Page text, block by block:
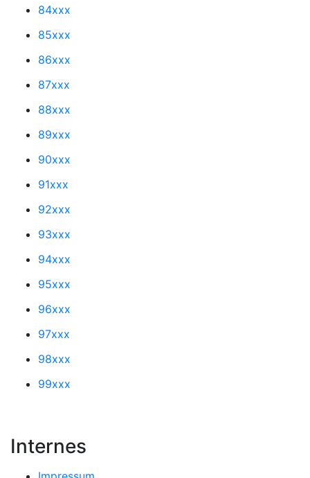
84xxx
85xxx
86xxx
87xxx
88xxx
89xxx
90xxx
91xxx
92xxx
93xxx
94xxx
95xxx
96xxx
97xxx
98xxx
99xxx
Internes